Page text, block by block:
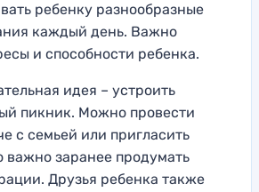
ребенку разнообразные
каждый день. Важно
и способности ребенка.
идея – устроить
пикник. Можно провести
с семьей или пригласить
важно заранее продумать
Друзья ребенка также